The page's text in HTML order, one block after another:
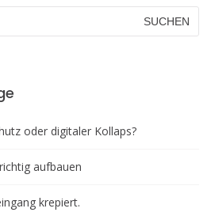
m
oder digitaler Kollaps?
aufbauen
krepiert.